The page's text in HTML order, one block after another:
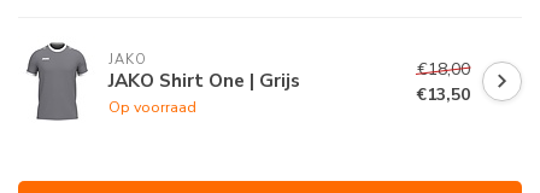
JAKO
JAKO Shirt One | Grijs
Op voorraad
€18,00
€13,50